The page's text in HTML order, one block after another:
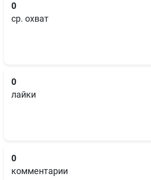
0
ср. охват
0
лайки
0
комментарии